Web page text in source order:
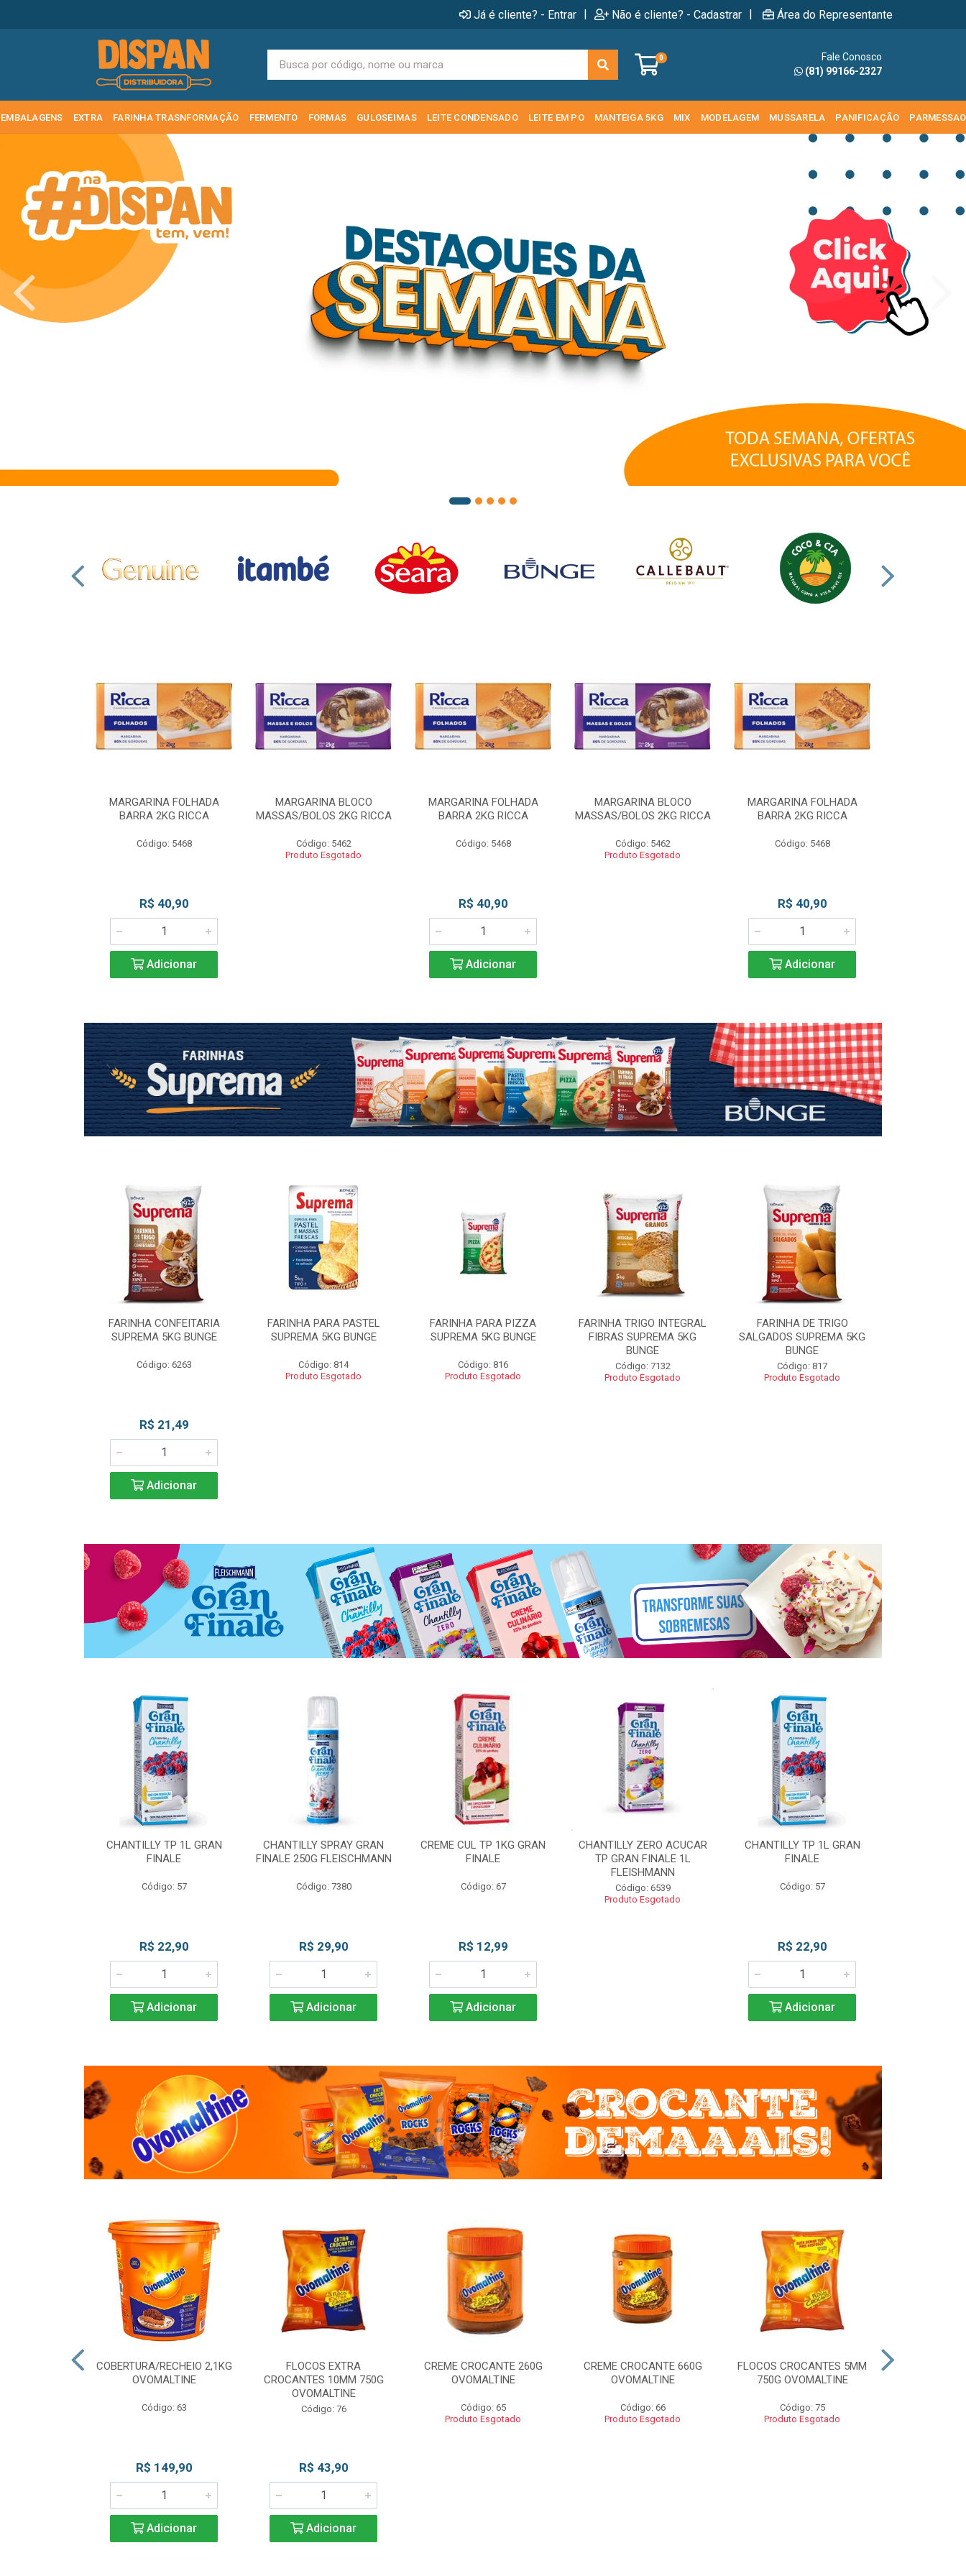
Já é cliente? - Entrar | Não é cliente? - Cadastrar | Área do Representante
0
Fale Conosco
(81) 99166-2327
EMBALAGENS EXTRA FARINHA TRASNFORMAÇÃO FERMENTO FORMAS GULOSEIMAS LEITE CONDENSADO LEITE EM PO MANTEIGA 5KG MIX MODELAGEM MUSSARELA PANIFICAÇÃO PARMESSAO
MARGARINA FOLHADA
BARRA 2KG RICCA
Código: 5468
R$ 40,90
Adicionar
MARGARINA BLOCO
MASSAS/BOLOS 2KG RICCA
Código: 5462
Produto Esgotado
MARGARINA FOLHADA
BARRA 2KG RICCA
Código: 5468
R$ 40,90
Adicionar
MARGARINA BLOCO
MASSAS/BOLOS 2KG RICCA
Código: 5462
Produto Esgotado
MARGARINA FOLHADA
BARRA 2KG RICCA
Código: 5468
R$ 40,90
Adicionar
FARINHA CONFEITARIA
SUPREMA 5KG BUNGE
Código: 6263
R$ 21,49
Adicionar
FARINHA PARA PASTEL
SUPREMA 5KG BUNGE
Código: 814
Produto Esgotado
FARINHA PARA PIZZA
SUPREMA 5KG BUNGE
Código: 816
Produto Esgotado
FARINHA TRIGO INTEGRAL
FIBRAS SUPREMA 5KG
BUNGE
Código: 7132
Produto Esgotado
FARINHA DE TRIGO
SALGADOS SUPREMA 5KG
BUNGE
Código: 817
Produto Esgotado
CHANTILLY TP 1L GRAN
FINALE
Código: 57
R$ 22,90
Adicionar
CHANTILLY SPRAY GRAN
FINALE 250G FLEISCHMANN
Código: 7380
R$ 29,90
Adicionar
CREME CUL TP 1KG GRAN
FINALE
Código: 67
R$ 12,99
Adicionar
CHANTILLY ZERO ACUCAR
TP GRAN FINALE 1L
FLEISHMANN
Código: 6539
Produto Esgotado
CHANTILLY TP 1L GRAN
FINALE
Código: 57
R$ 22,90
Adicionar
COBERTURA/RECHEIO 2,1KG
OVOMALTINE
Código: 63
R$ 149,90
Adicionar
FLOCOS EXTRA
CROCANTES 10MM 750G
OVOMALTINE
Código: 76
R$ 43,90
Adicionar
CREME CROCANTE 260G
OVOMALTINE
Código: 65
Produto Esgotado
CREME CROCANTE 660G
OVOMALTINE
Código: 66
Produto Esgotado
FLOCOS CROCANTES 5MM
750G OVOMALTINE
Código: 75
Produto Esgotado